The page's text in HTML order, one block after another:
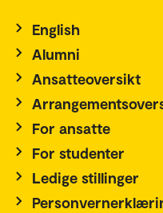
English
Alumni
Ansatteoversikt
For ansatte
For studenter
Ledige stillinger